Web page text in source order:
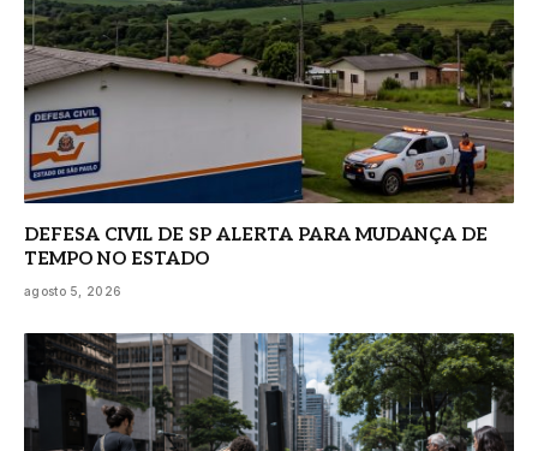
DEFESA CIVIL DE SP ALERTA PARA MUDANÇA DE
TEMPO NO ESTADO
agosto 5, 2026